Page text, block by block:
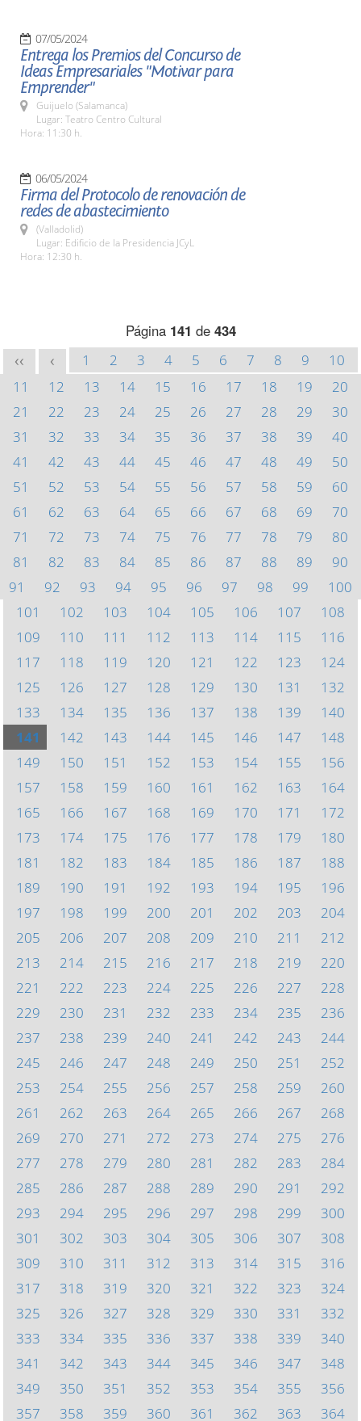
07/05/2024
Entrega los Premios del Concurso de
Ideas Empresariales "Motivar para
Emprender"
Guijuelo (Salamanca)
Lugar: Teatro Centro Cultural
Hora: 11:30 h.
06/05/2024
Firma del Protocolo de renovación de
redes de abastecimiento
(Valladolid)
Lugar: Edificio de la Presidencia JCyL
Hora: 12:30 h.
Página 141 de 434
<< < 1 2 3 4 5 6 7 8 9
10
11
12 13 14 15 16 17 18 19
20
21
22 23 24 25 26 27 28 29
30
31
32 33 34 35 36 37 38 39
40
41
42 43 44 45 46 47 48 49
50
51
52 53 54 55 56 57 58 59
60
61
62 63 64 65 66 67 68 69
70
71
72 73 74 75 76 77 78 79
80
81
82 83 84 85 86 87 88 89
90
91
92 93 94 95 96 97 98 99
100
101
102 103 104 105 106 107
108
109
110 111 112 113 114 115
116
117
118 119 120 121 122 123
124
125
126 127 128 129 130 131
132
133
134 135 136 137 138 139
140
141
142 143 144 145 146 147
148
149
150 151 152 153 154 155
156
157
158 159 160 161 162 163
164
165
166 167 168 169 170 171
172
173
174 175 176 177 178 179
180
181
182 183 184 185 186 187
188
189
190 191 192 193 194 195
196
197
198 199 200 201 202 203
204
205
206 207 208 209 210 211
212
213
214 215 216 217 218 219
220
221
222 223 224 225 226 227
228
229
230 231 232 233 234 235
236
237
238 239 240 241 242 243
244
245
246 247 248 249 250 251
252
253
254 255 256 257 258 259
260
261
262 263 264 265 266 267
268
269
270 271 272 273 274 275
276
277
278 279 280 281 282 283
284
285
286 287 288 289 290 291
292
293
294 295 296 297 298 299
300
301
302 303 304 305 306 307
308
309
310 311 312 313 314 315
316
317
318 319 320 321 322 323
324
325
326 327 328 329 330 331
332
333
334 335 336 337 338 339
340
341
342 343 344 345 346 347
348
349
350 351 352 353 354 355
356
357
358 359 360 361 362 363 364